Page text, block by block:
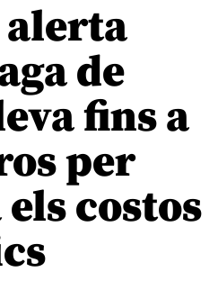
alerta
de
fins a
per
costos